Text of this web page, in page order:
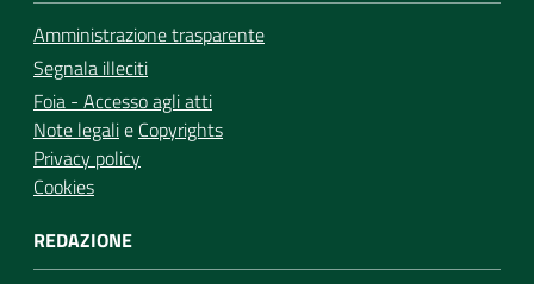
Amministrazione trasparente
Segnala illeciti
Foia - Accesso agli atti
Note legalie Copyrights
Privacy policy
Cookies
REDAZIONE